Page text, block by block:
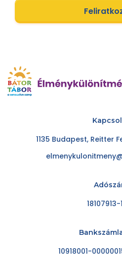
1135 Budapest, Reitter
18107913-
10918001-